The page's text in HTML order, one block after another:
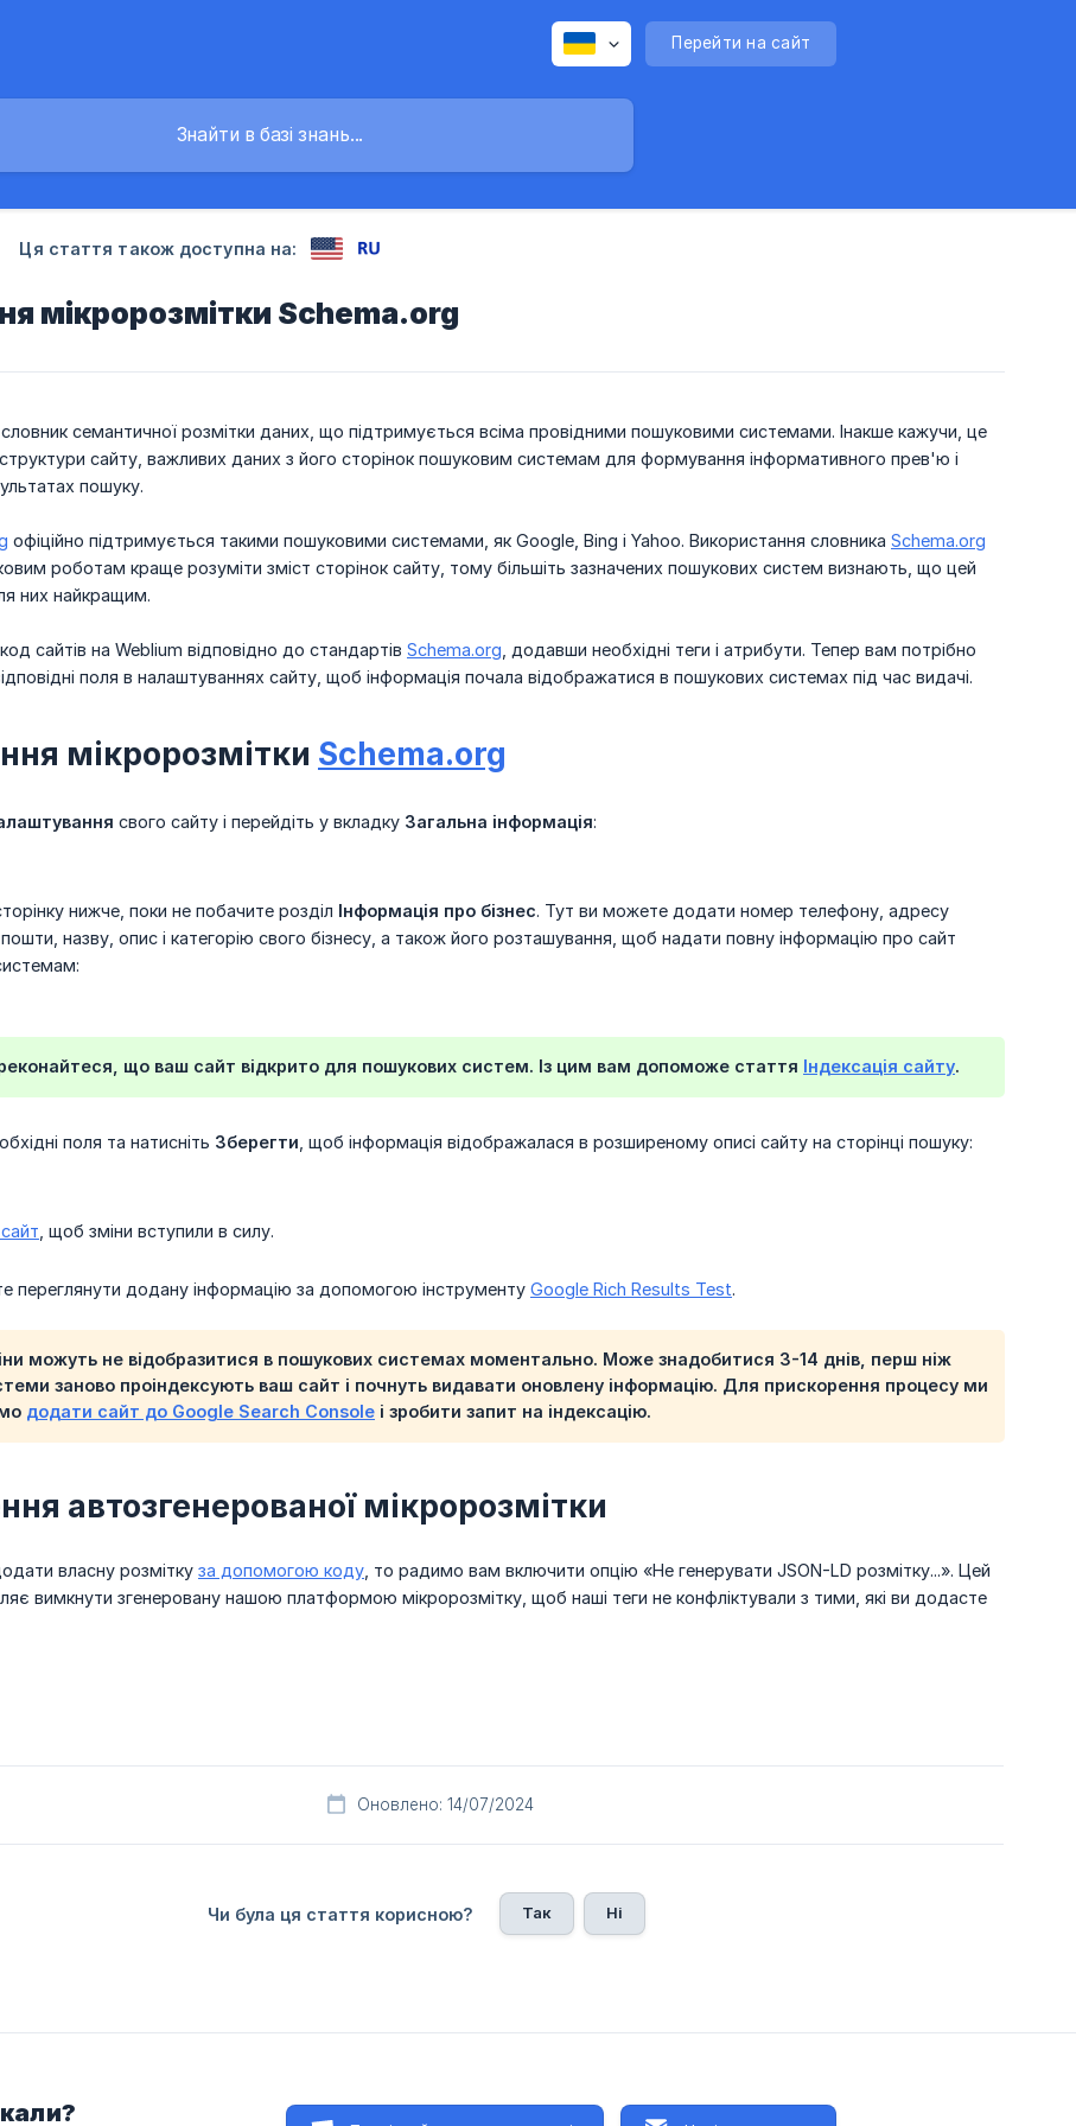
Перейти на сайт
Ця стаття також доступна на:
мікророзмітки Schema.org
семантичної розмітки даних, що підтримується всіма провідними пошуковими системами. Інакше кажучи, це
сайту, важливих даних з його сторінок пошуковим системам для формування інформативного прев'ю і
пошуку.
офіційно підтримується такими пошуковими системами, як Google, Bing і Yahoo. Використання словника Schema.org
роботам краще розуміти зміст сторінок сайту, тому більшіть зазначених пошукових систем визнають, що цей
них найкращим.
сайтів на Weblium відповідно до стандартів Schema.org , додавши необхідні теги і атрибути. Тепер вам потрібно
поля в налаштуваннях сайту, щоб інформація почала відображатися в пошукових системах під час видачі.
мікророзмітки Schema.org
свого сайту і перейдіть у вкладку Загальна інформація:
нижче, поки не побачите розділ Інформація про бізнес. Тут ви можете додати номер телефону, адресу
назву, опис і категорію свого бізнесу, а також його розташування, щоб надати повну інформацію про сайт
що ваш сайт відкрито для пошукових систем. Із цим вам допоможе стаття Індексація сайту.
поля та натисніть Зберегти , щоб інформація відображалася в розширеному описі сайту на сторінці пошуку:
, щоб зміни вступили в силу.
переглянути додану інформацію за допомогою інструменту Google Rich Results Test.
можуть не відобразитися в пошукових системах моментально. Може знадобитися 3-14 днів, перш ніж
заново проіндексують ваш сайт і почнуть видавати оновлену інформацію. Для прискорення процесу ми
додати сайт до Google Search Console і зробити запит на індексацію.
автозгенерованої мікророзмітки
власну розмітку за допомогою коду , то радимо вам включити опцію «Не генерувати JSON-LD розмітку...». Цей
вимкнути згенеровану нашою платформою мікророзмітку, щоб наші теги не конфліктували з тими, які ви додасте
Оновлено: 14/07/2024
Чи була ця стаття корисною? Так Ні